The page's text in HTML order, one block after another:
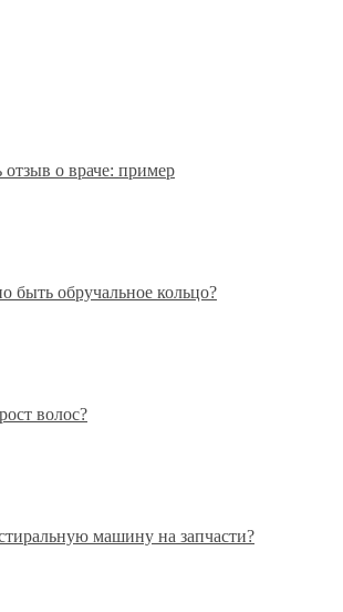
отзыв о враче: пример
быть обручальное кольцо?
волос?
машину на запчасти?